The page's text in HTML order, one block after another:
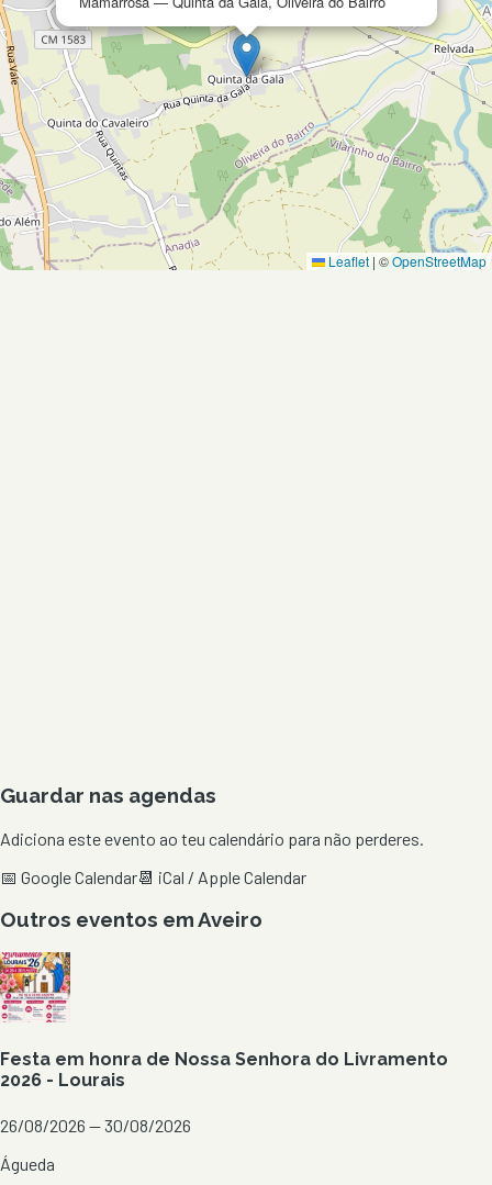
Leaflet | ©OpenStreetMap
Guardar nas agendas
Adiciona este evento ao teu calendário para não perderes.
📅 Google Calendar📆 iCal / Apple Calendar
Outros eventos emAveiro
Festa em honra de Nossa Senhora do Livramento
2026 - Lourais
26/08/2026 — 30/08/2026
Águeda